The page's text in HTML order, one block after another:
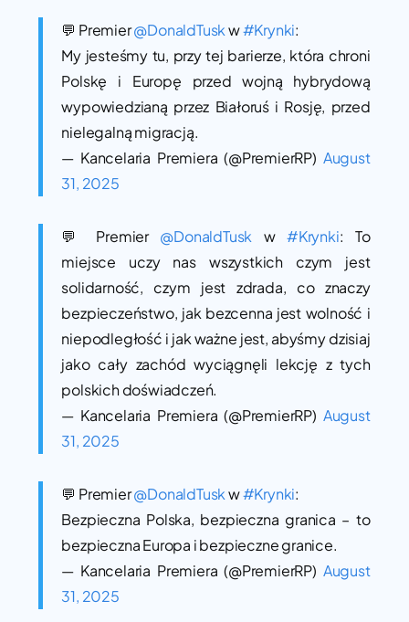
💬 Premier@DonaldTuskw#Krynki:
My jesteśmy tu, przy tej barierze, która chroni
Polskę i Europę przed wojną hybrydową
wypowiedzianą przez Białoruś i Rosję, przed
nielegalną migracją.
— Kancelaria Premiera (@PremierRP) August
31, 2025
💬 Premier @DonaldTusk w#Krynki: To
miejsce uczy nas wszystkich czym jest
solidarność, czym jest zdrada, co znaczy
bezpieczeństwo, jak bezcenna jest wolność i
niepodległość i jak ważne jest, abyśmy dzisiaj
jako cały zachód wyciągnęli lekcję z tych
polskich doświadczeń.
— Kancelaria Premiera (@PremierRP) August
31, 2025
💬 Premier@DonaldTuskw#Krynki:
Bezpieczna Polska, bezpieczna granica – to
bezpieczna Europa i bezpieczne granice.
— Kancelaria Premiera (@PremierRP) August
31, 2025